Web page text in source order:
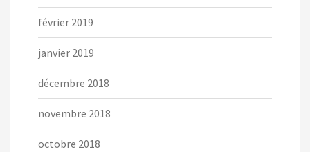
février 2019
janvier 2019
décembre 2018
novembre 2018
octobre 2018